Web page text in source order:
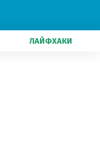
ЛАЙФХАКИ